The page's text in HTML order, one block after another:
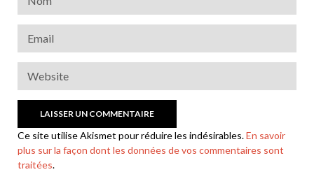
Ce site utilise Akismet pour réduire les indésirables.En savoir
plus sur la façon dont les données de vos commentaires sont
traitées.